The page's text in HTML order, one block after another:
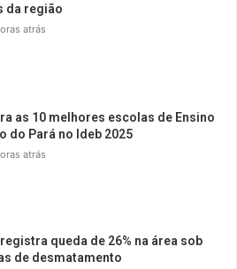
da região
atrás
as 10 melhores escolas de Ensino
do Pará no Ideb 2025
atrás
queda de 26% na área sob
de desmatamento